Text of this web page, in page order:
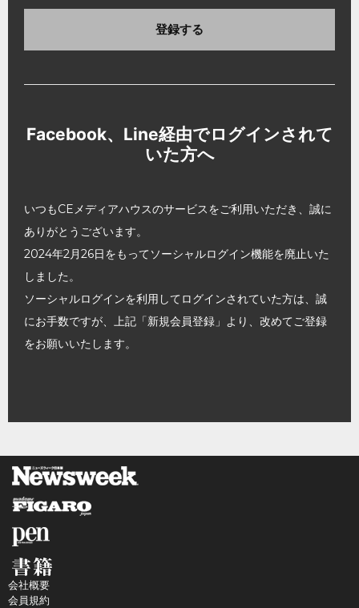
登録する
Facebook、Line経由でログインされて
いた方へ
いつもCEメディアハウスのサービスをご利用いただき、誠に
ありがとうございます。
2024年2月26日をもってソーシャルログイン機能を廃止いた
しました。
ソーシャルログインを利用してログインされていた方は、誠
にお手数ですが、上記「新規会員登録」より、改めてご登録
をお願いいたします。
会社概要
会員規約